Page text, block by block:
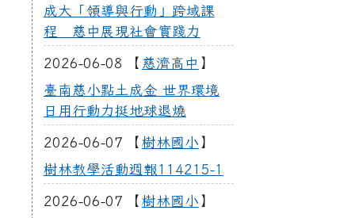
成大「領導與行動」跨域課
程 慈中展現社會實踐力
2026-06-08 【 慈濟高中 】
臺南慈小點土成金 世界環境
日用行動力挺地球退燒
2026-06-07 【 樹林國小 】
樹林教學活動週報114215-1
2026-06-07 【 樹林國小 】